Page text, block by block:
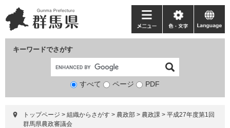
ー
ジ
ニ
ュ
て
キーワードでさがす
検
象
すべて ページ PDF
メ
ニ
ー
色・
文
language
トップページ > 組織からさがす > 農政部 > 農政課 > 平成27年度第1回
群馬県農政審議会